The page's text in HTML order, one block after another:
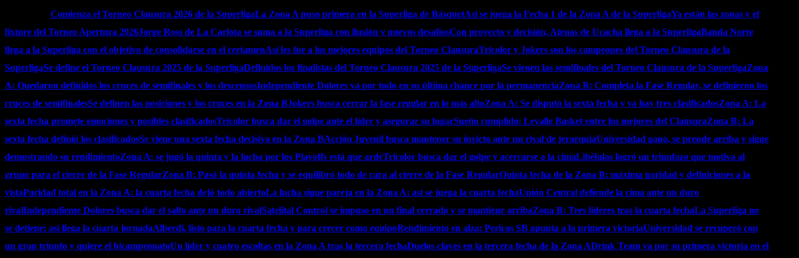
Comienza el Torneo Clausura 2026 de la SuperligaLa Zona A puso primera en la Superliga de BásquetAsí se juega la Fecha 1 de la Zona A de la SuperligaYa están las zonas y el
fixture del Torneo Apertura 2026Jorge Ross de La Carlota se suma a la Superliga con ilusión y nuevos desafíosCon proyecto y decisión, Atenas de Ucacha llega a la SuperligaBanda Norte
llega a la Superliga con el objetivo de consolidarse en el certamenAsí les fue a los mejores equipos del Torneo ClausuraTricolor y Jokers son los campeones del Torneo Clausura de la
SuperligaSe define el Torneo Clausura 2025 de la SuperligaDefinidos los finalistas del Torneo Clausura 2025 de la SuperligaSe vienen las semifinales del Torneo Clausura de la SuperligaZona
A: Quedaron definidos los cruces de semifinales y los descensosIndependiente Dolores va por todo en su última chance por la permanenciaZona B: Completa la Fase Regular, se definieron los
cruces de semifinalesSe definen las posiciones y los cruces en la Zona BJokers busca cerrar la fase regular en lo más altoZona A: Se disputó la sexta fecha y ya hay tres clasificadosZona A: La
sexta fecha promete emociones y posibles clasificadosTricolor busca dar el golpe ante el líder y asegurar su lugarSueño cumplido: Levalle Basket entre los mejores del ClausuraZona B: La
sexta fecha definió los clasificadosSe viene una sexta fecha decisiva en la Zona BAcción Juvenil busca mantener su invicto ante un rival de jerarquíaUniversidad ganó, se prende arriba y sigue
demostrando su rendimientoZona A: se jugó la quinta y la lucha por los Playoffs está que ardeTricolor busca dar el golpe y acercarse a la cimaLibélulas logró un triunfazo que motiva al
grupo para el cierre de la Fase RegularZona B: Pasó la quinta fecha y se equilibró todo de cara al cierre de la Fase RegularQuinta fecha de la Zona B: máxima paridad y definiciones a la
vistaParidad total en la Zona A: la cuarta fecha dejó todo abiertoLa lucha sigue pareja en la Zona A: así se juega la cuarta fechaUnión Central defiende la cima ante un duro
rivalIndependiente Dolores busca dar el salto ante un duro rivalSatelital Control se impuso en un final cerrado y se mantiene arribaZona B: Tres líderes tras la cuarta fechaLa Superliga no
se detiene: así llega la cuarta jornadaAlberdi, listo para la cuarta fecha y para crecer como equipoRendimiento en alza: Pericos SB apunta a la primera victoriaUniversidad se recuperó con
un gran triunfo y quiere el bicampeonatoUn líder y cuatro escoltas en la Zona A tras la tercera fechaDuelos claves en la tercera fecha de la Zona ADrink Team va por su primera victoria en el